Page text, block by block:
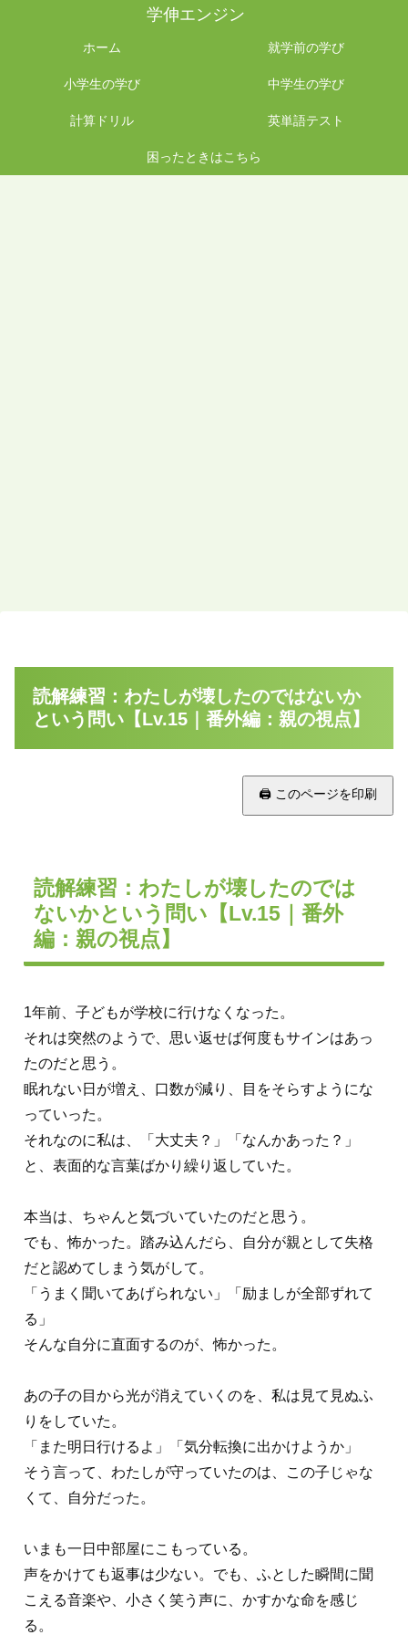
学伸エンジン
ホーム 就学前の学び
小学生の学び 中学生の学び
計算ドリル 英単語テスト
困ったときはこちら
読解練習：わたしが壊したのではないか
という問い【Lv.15｜番外編：親の視点】
🖨 このページを印刷
読解練習：わたしが壊したのでは
ないかという問い【Lv.15｜番外
編：親の視点】
1年前、子どもが学校に行けなくなった。
それは突然のようで、思い返せば何度もサインはあっ
たのだと思う。
眠れない日が増え、口数が減り、目をそらすようにな
っていった。
それなのに私は、「大丈夫？」「なんかあった？」
と、表面的な言葉ばかり繰り返していた。
本当は、ちゃんと気づいていたのだと思う。
でも、怖かった。踏み込んだら、自分が親として失格
だと認めてしまう気がして。
「うまく聞いてあげられない」「励ましが全部ずれて
る」
そんな自分に直面するのが、怖かった。
あの子の目から光が消えていくのを、私は見て見ぬふ
りをしていた。
「また明日行けるよ」「気分転換に出かけようか」
そう言って、わたしが守っていたのは、この子じゃな
くて、自分だった。
いまも一日中部屋にこもっている。
声をかけても返事は少ない。でも、ふとした瞬間に聞
こえる音楽や、小さく笑う声に、かすかな命を感じ
る。